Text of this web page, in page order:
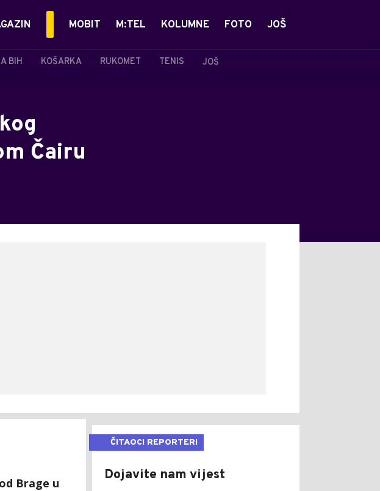
BIH KOŠARKA RUKOMET TENIS JOŠ
MOBIT M:TEL KOLUMNE FOTO JOŠ
Čairu
Brage u
ČITAOCI REPORTERI
Dojavite nam vijest